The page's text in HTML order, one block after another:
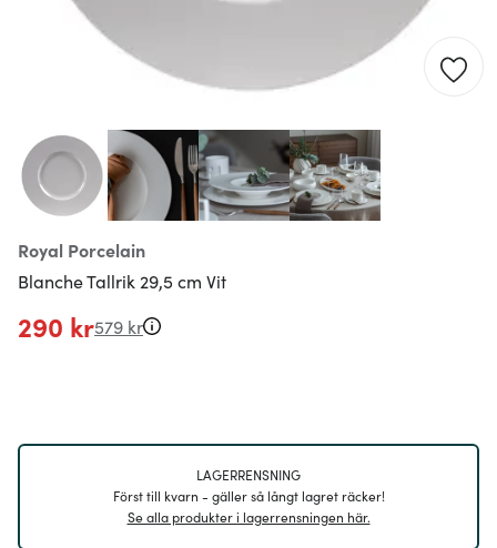
Royal Porcelain
Blanche Tallrik 29,5 cm Vit
290 kr579 kr
LAGERRENSNING
Först till kvarn - gäller så långt lagret räcker!
Se alla produkter i lagerrensningen här.